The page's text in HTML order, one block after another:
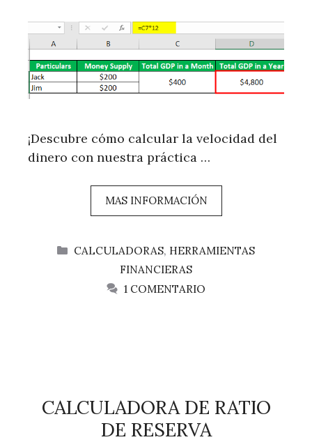
¡Descubre cómo calcular la velocidad del
dinero con nuestra práctica …
MAS INFORMACIÓN
CATEGORÍAS
CALCULADORAS, HERRAMIENTAS
FINANCIERAS
1 COMENTARIO
CALCULADORA DE RATIO
DE RESERVA